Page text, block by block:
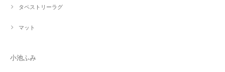
タペストリーラグ
マット
小池ふみ